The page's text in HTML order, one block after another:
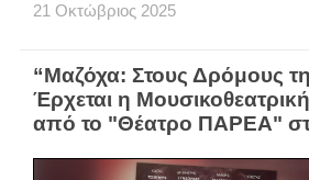
21 Οκτώβριος 2025
“Μαζόχα: Στους Δρόμους
Έρχεται η
από το "Θέατρο ΠΑΡΕΑ"